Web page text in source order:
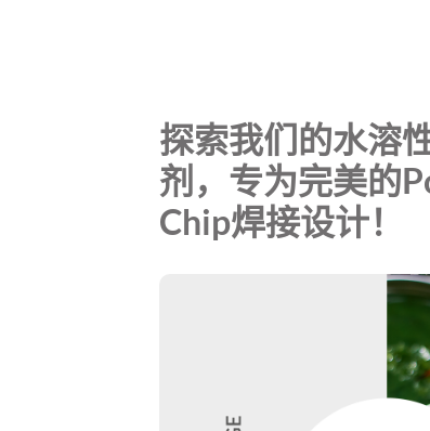
探索我们的水溶
剂，专为完美的
Chip焊接设计！